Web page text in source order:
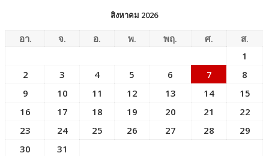
สิงหาคม 2026
อา. จ. อ. พ. พฤ. ศ.
ส.
1
2
3 4 5 6 7
8
9
10 11 12 13 14
15
16
17 18 19 20 21
22
23
24 25 26 27 28
29
30
31